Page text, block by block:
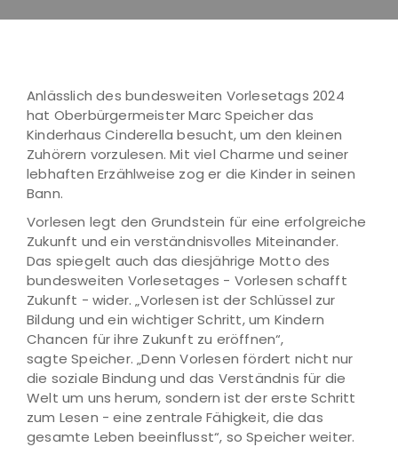
Anlässlich des bundesweiten Vorlesetags 2024
hat Oberbürgermeister Marc Speicher das
Kinderhaus Cinderella besucht, um den kleinen
Zuhörern vorzulesen. Mit viel Charme und seiner
lebhaften Erzählweise zog er die Kinder in seinen
Bann.
Vorlesen legt den Grundstein für eine erfolgreiche
Zukunft und ein verständnisvolles Miteinander.
Das spiegelt auch das diesjährige Motto des
bundesweiten Vorlesetages - Vorlesen schafft
Zukunft - wider. „Vorlesen ist der Schlüssel zur
Bildung und ein wichtiger Schritt, um Kindern
Chancen für ihre Zukunft zu eröffnen“,
sagte Speicher. „Denn Vorlesen fördert nicht nur
die soziale Bindung und das Verständnis für die
Welt um uns herum, sondern ist der erste Schritt
zum Lesen - eine zentrale Fähigkeit, die das
gesamte Leben beeinflusst“, so Speicher weiter.